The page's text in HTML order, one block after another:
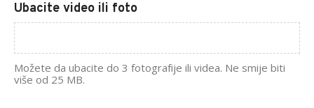
Ubacite video ili foto
Možete da ubacite do 3 fotografije ili videa. Ne smije biti
više od 25 MB.